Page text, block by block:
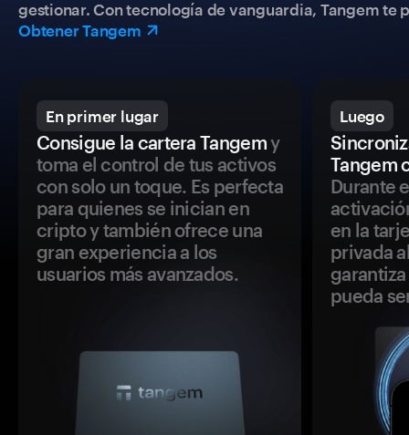
gestionar. Con tecnología de vanguardia, Tangem
Obtener Tangem
En primer lugar
Consigue la cartera Tangemy
toma el control de tus activos
con solo un toque. Es perfecta
para quienes se inician en
cripto y también ofrece una
gran experiencia a los
usuarios más avanzados.
Luego
Tangem
Durante
en la
privada
pueda